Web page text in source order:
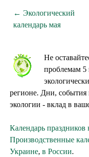
← Экологический
календарь мая
Не
проблемам 5
регионе. Дни,
экологии - вклад в
Календарь
Производственные
Украине, в России.